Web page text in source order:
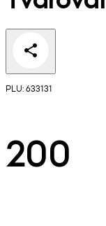
PLU: 633131
200